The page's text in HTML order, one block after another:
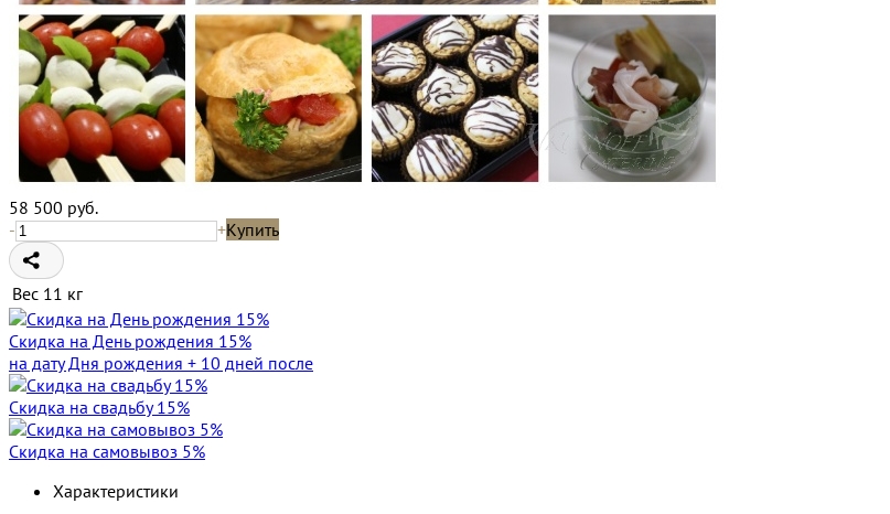
58 500 руб.
-
+Купить
Вес 11 кг
Скидка на День рождения 15%
на дату Дня рождения + 10 дней после
Скидка на свадьбу 15%
Скидка на самовывоз 5%
Характеристики